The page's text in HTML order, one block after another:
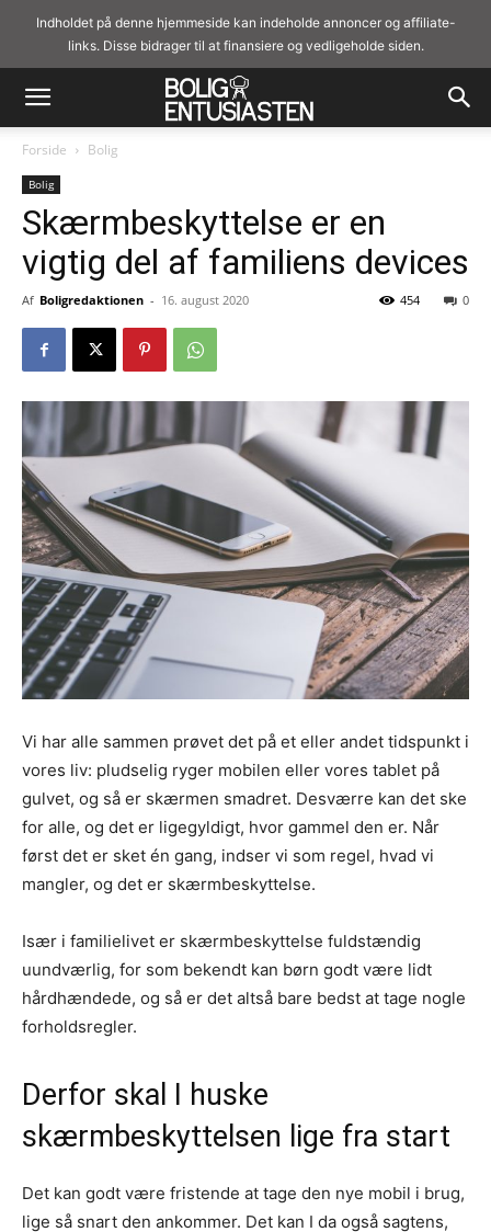
Indholdet på denne hjemmeside kan indeholde annoncer og affiliate-
links. Disse bidrager til at finansiere og vedligeholde siden.
Forside Bolig
Bolig
Skærmbeskyttelse er en
vigtig del af familiens devices
Af Boligredaktionen - 16. august 2020 0
454
Vi har alle sammen prøvet det på et eller andet tidspunkt i
vores liv: pludselig ryger mobilen eller vores tablet på
gulvet, og så er skærmen smadret. Desværre kan det ske
for alle, og det er ligegyldigt, hvor gammel den er. Når
først det er sket én gang, indser vi som regel, hvad vi
mangler, og det er skærmbeskyttelse.
Især i familielivet er skærmbeskyttelse fuldstændig
uundværlig, for som bekendt kan børn godt være lidt
hårdhændede, og så er det altså bare bedst at tage nogle
forholdsregler.
Derfor skal I huske
skærmbeskyttelsen lige fra start
Det kan godt være fristende at tage den nye mobil i brug,
lige så snart den ankommer. Det kan I da også sagtens,